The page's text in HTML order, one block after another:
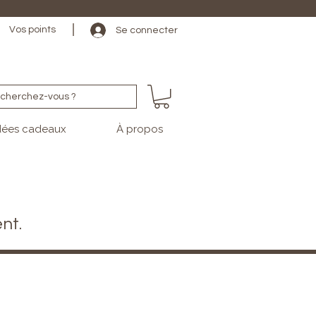
frais de
Vos points Se connecter
vous ?
cadeaux À propos